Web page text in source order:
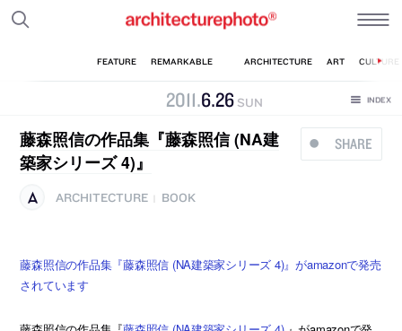
2011.6.26 SUN
SHARE
藤森照信の作品集『藤森照信 (NA建
築家シリーズ 4)』
ARCHITECTURE BOOK
藤森照信の作品集『藤森照信 (NA建築家シリーズ 4)』がamazonで発売
されています